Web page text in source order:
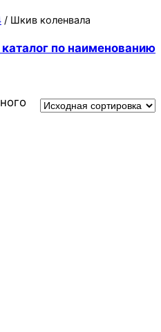
/ Шкив коленвала
каталог по наименованию